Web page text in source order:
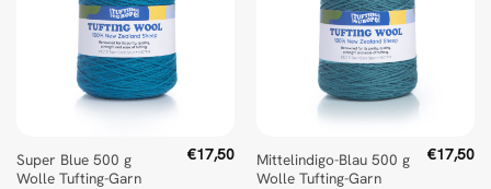
Super Blue 500 g
Wolle Tufting-Garn
€17,50
Mittelindigo-Blau 500 g
Wolle Tufting-Garn
€17,50